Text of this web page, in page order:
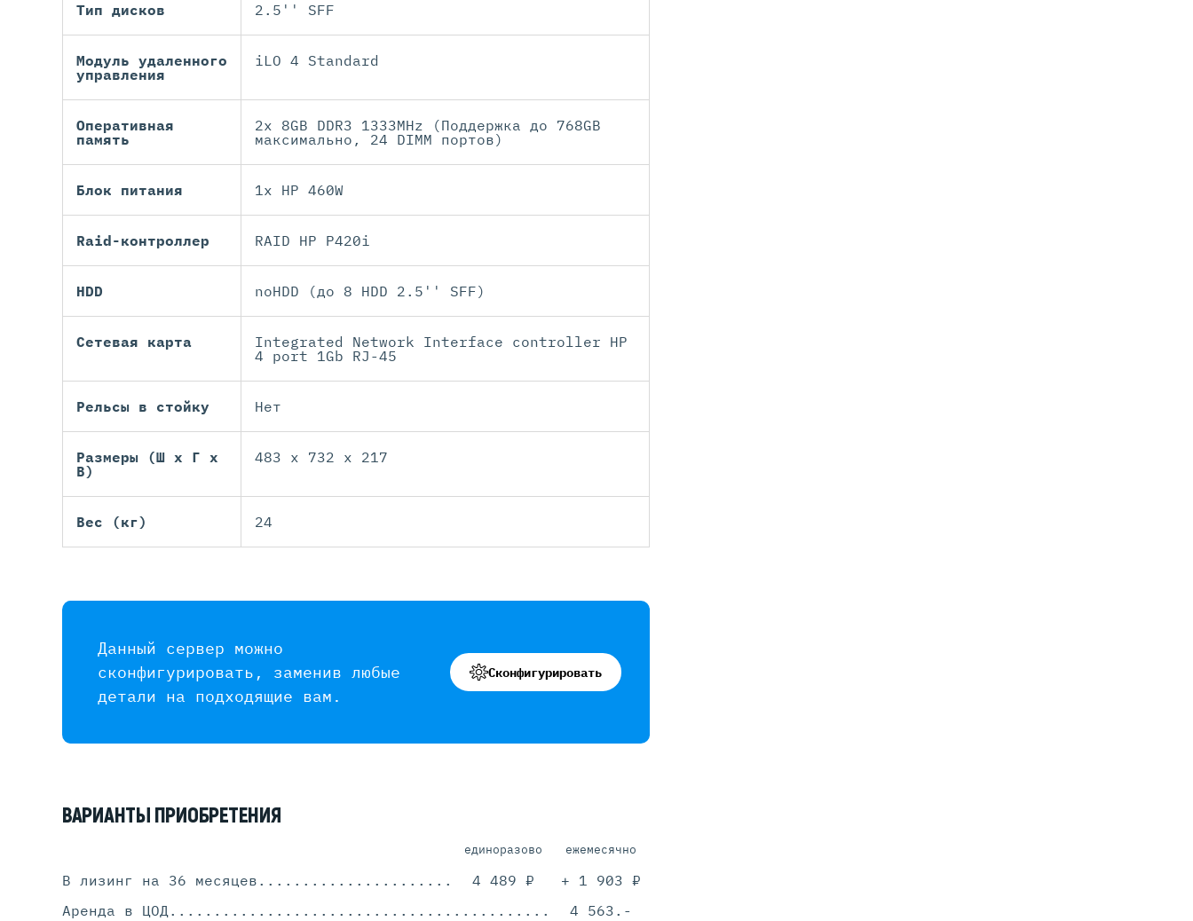
Тип дисков 2.5'' SFF
Модуль удаленного
управления
iLO 4 Standard
Оперативная
память
2x 8GB DDR3 1333MHz (Поддержка до 768GB
максимально, 24 DIMM портов)
Блок питания 1x HP 460W
Raid-контроллер RAID HP P420i
HDD noHDD (до 8 HDD 2.5'' SFF)
Сетевая карта
Integrated Network Interface controller HP
4 port 1Gb RJ-45
Рельсы в стойку Нет
Размеры (Ш х Г х
В)
483 x 732 x 217
Вес (кг) 24
Данный сервер можно
сконфигурировать, заменив любые
детали на подходящие вам.
Сконфигурировать
ВАРИАНТЫ ПРИОБРЕТЕНИЯ
единоразово ежемесячно
В лизинг на 36 месяцев ....................................................................................
4 489 ₽
+ 1 903 ₽
Аренда в ЦОД....................................................................................
4 563.-